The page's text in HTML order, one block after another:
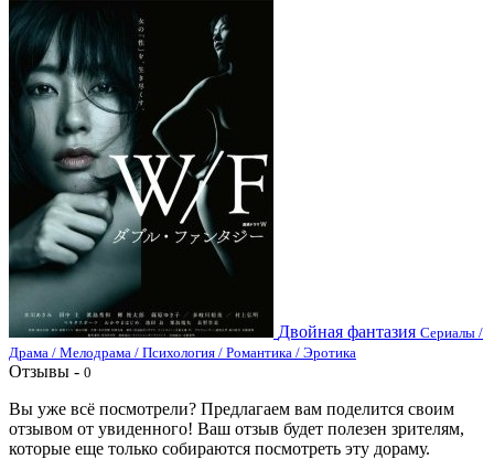
Двойная фантазия Сериалы /
Драма / Мелодрама / Психология / Романтика / Эротика
Отзывы - 0
Вы уже всё посмотрели? Предлагаем вам поделится своим
отзывом от увиденного! Ваш отзыв будет полезен зрителям,
которые еще только собираются посмотреть эту дораму.